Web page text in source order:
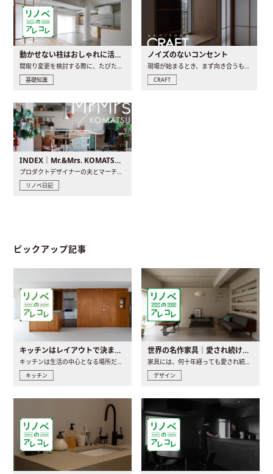
動かせない柱はおしゃれに活用！柱を魅せるリノベーション(リノベ)4選
間取り変更を検討する際に、たびたび皆さんの頭を悩ませる動か..
基礎知識
ノイズのないコンセント
現場が始まるとき、まず向き合うものの一つがコンセントです..
CRAFT
INDEX｜Mr.&Mrs. KOMATSU renovation diary
プロダクトデザイナーの夫とマーチャンダイザーの妻が、夫婦で..
リノベ日記
ピックアップ記事
キッチンはレイアウトで決まる。後悔しないための考え方と選び方
キッチンは生活の中心となる場所だからこそ、家の中のどこに置..
キッチン
世界の名作家具｜愛され続ける理由と一生モノとの出会い方
家具には、何十年経っても愛され続ける「名作」と呼ばれるもの..
デザイン